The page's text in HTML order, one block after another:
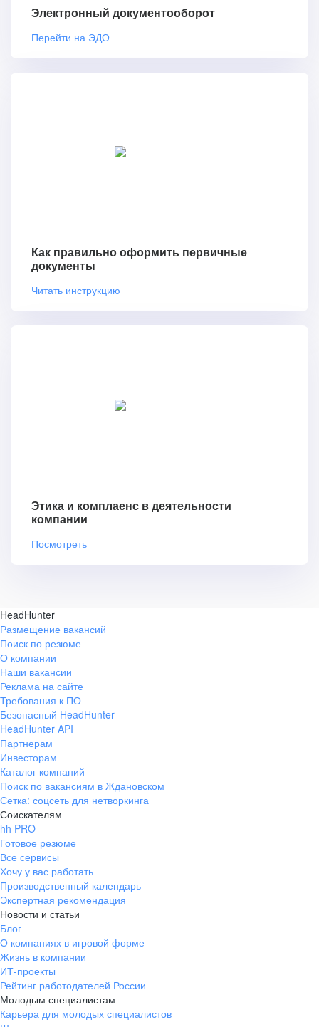
Электронный документооборот
Перейти на ЭДО
Как правильно оформить первичные
документы
Читать инструкцию
Этика и комплаенс в деятельности
компании
Посмотреть
HeadHunter
Размещение вакансий
Поиск по резюме
О компании
Наши вакансии
Реклама на сайте
Требования к ПО
Безопасный HeadHunter
HeadHunter API
Партнерам
Инвесторам
Каталог компаний
Поиск по вакансиям в Ждановском
Сетка: соцсеть для нетворкинга
Соискателям
hh PRO
Готовое резюме
Все сервисы
Хочу у вас работать
Производственный календарь
Экспертная рекомендация
Новости и статьи
Блог
О компаниях в игровой форме
Жизнь в компании
ИТ-проекты
Рейтинг работодателей России
Молодым специалистам
Карьера для молодых специалистов